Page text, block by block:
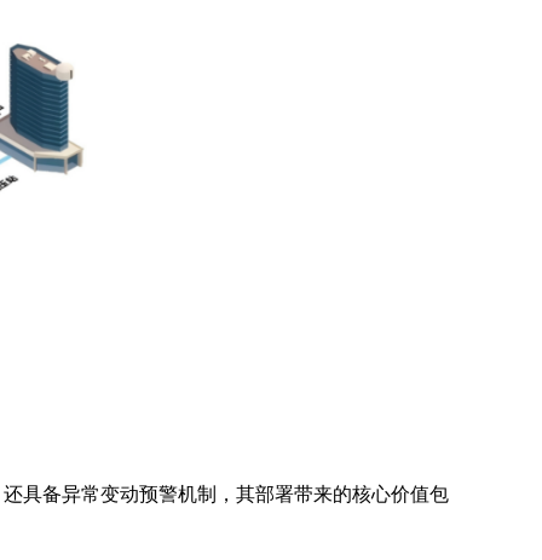
具备异常变动预警机制，其部署带来的核心价值包